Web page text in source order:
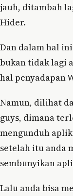
jauh, ditambah
Hider.
Dan dalam hal
bukan tidak lagi
hal penyadapan
Namun, dilihat
guys, dimana
mengunduh
setelah itu anda
sembunyikan
Lalu anda bisa